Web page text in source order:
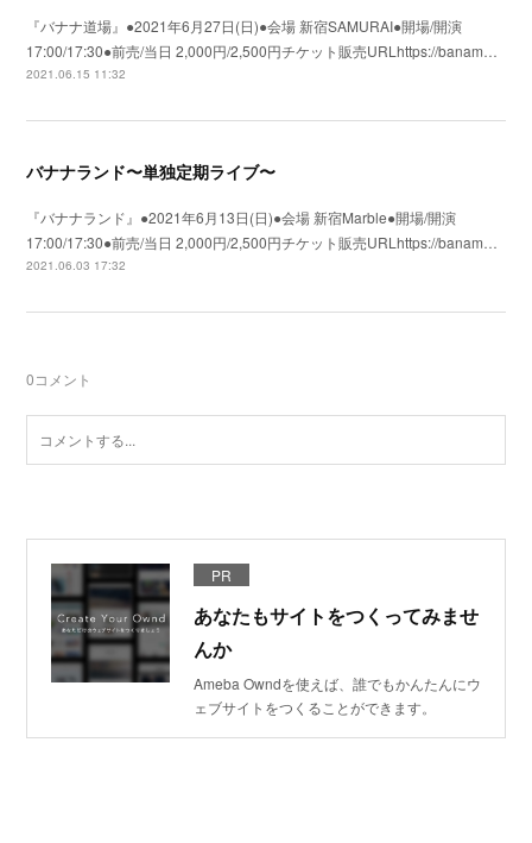
『バナナ道場』●2021年6月27日(日)●会場 新宿SAMURAI●開場/開演
17:00/17:30●前売/当日 2,000円/2,500円チケット販売URLhttps://banam…
2021.06.15 11:32
バナナランド〜単独定期ライブ〜
『バナナランド』●2021年6月13日(日)●会場 新宿Marble●開場/開演
17:00/17:30●前売/当日 2,000円/2,500円チケット販売URLhttps://banam…
2021.06.03 17:32
0コメント
PR
あなたもサイトをつくってみませ
んか
Ameba Owndを使えば、誰でもかんたんにウ
ェブサイトをつくることができます。